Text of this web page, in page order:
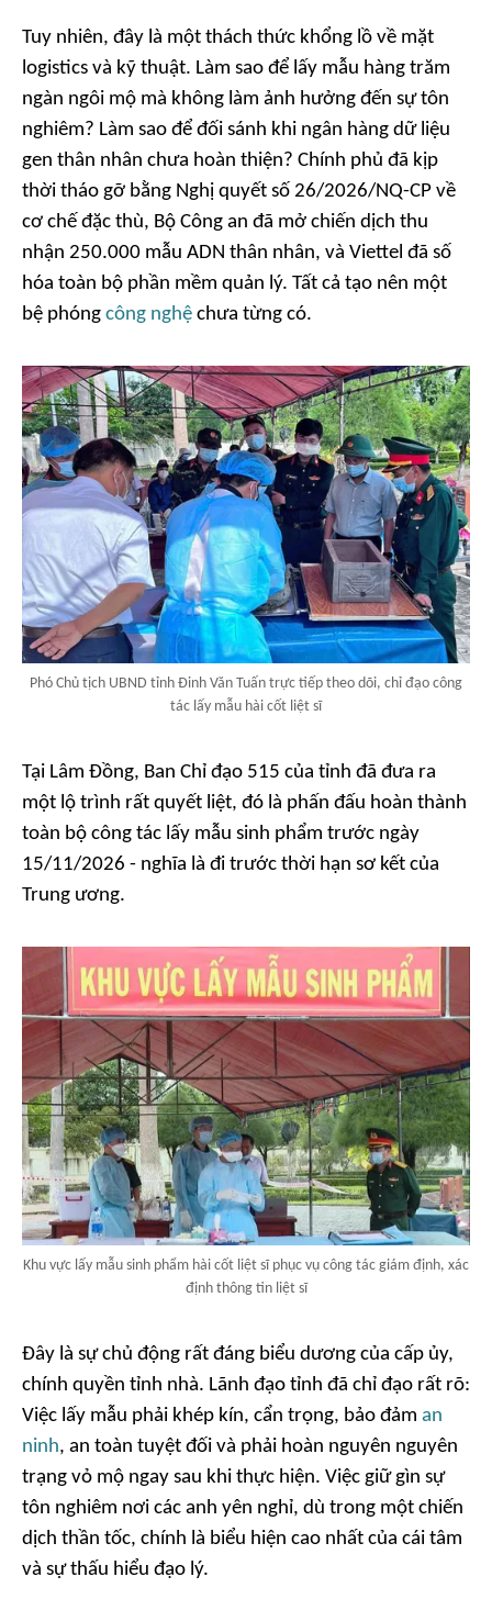
Tuy nhiên, đây là một thách thức khổng lồ về mặt
logistics và kỹ thuật. Làm sao để lấy mẫu hàng trăm
ngàn ngôi mộ mà không làm ảnh hưởng đến sự tôn
nghiêm? Làm sao để đối sánh khi ngân hàng dữ liệu
gen thân nhân chưa hoàn thiện? Chính phủ đã kịp
thời tháo gỡ bằng Nghị quyết số 26/2026/NQ-CP về
cơ chế đặc thù, Bộ Công an đã mở chiến dịch thu
nhận 250.000 mẫu ADN thân nhân, và Viettel đã số
hóa toàn bộ phần mềm quản lý. Tất cả tạo nên một
bệ phóng công nghệ chưa từng có.
Phó Chủ tịch UBND tỉnh Đinh Văn Tuấn trực tiếp theo dõi, chỉ đạo công
tác lấy mẫu hài cốt liệt sĩ
Tại Lâm Đồng, Ban Chỉ đạo 515 của tỉnh đã đưa ra
một lộ trình rất quyết liệt, đó là phấn đấu hoàn thành
toàn bộ công tác lấy mẫu sinh phẩm trước ngày
15/11/2026 - nghĩa là đi trước thời hạn sơ kết của
Trung ương.
Khu vực lấy mẫu sinh phẩm hài cốt liệt sĩ phục vụ công tác giám định, xác
định thông tin liệt sĩ
Đây là sự chủ động rất đáng biểu dương của cấp ủy,
chính quyền tỉnh nhà. Lãnh đạo tỉnh đã chỉ đạo rất rõ:
Việc lấy mẫu phải khép kín, cẩn trọng, bảo đảm an
ninh, an toàn tuyệt đối và phải hoàn nguyên nguyên
trạng vỏ mộ ngay sau khi thực hiện. Việc giữ gìn sự
tôn nghiêm nơi các anh yên nghỉ, dù trong một chiến
dịch thần tốc, chính là biểu hiện cao nhất của cái tâm
và sự thấu hiểu đạo lý.